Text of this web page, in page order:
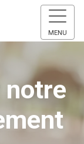
MENU
notre